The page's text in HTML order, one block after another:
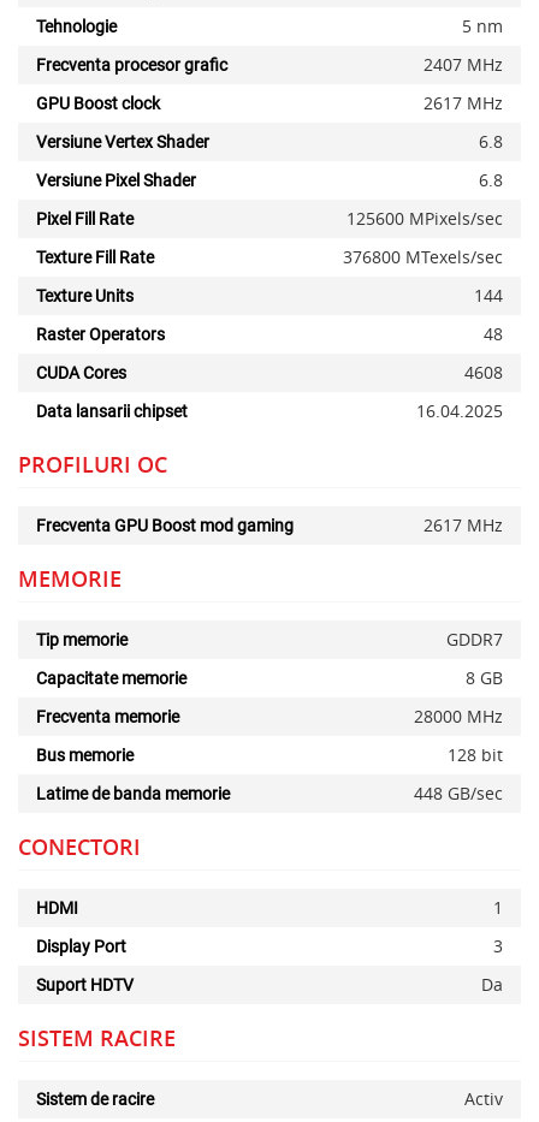
Tehnologie 5 nm
Frecventa procesor grafic 2407 MHz
GPU Boost clock 2617 MHz
Versiune Vertex Shader 6.8
Versiune Pixel Shader 6.8
Pixel Fill Rate 125600 MPixels/sec
Texture Fill Rate 376800 MTexels/sec
Texture Units 144
Raster Operators 48
CUDA Cores 4608
Data lansarii chipset 16.04.2025
PROFILURI OC
Frecventa GPU Boost mod gaming 2617 MHz
MEMORIE
Tip memorie GDDR7
Capacitate memorie 8 GB
Frecventa memorie 28000 MHz
Bus memorie 128 bit
Latime de banda memorie 448 GB/sec
CONECTORI
HDMI 1
Display Port 3
Suport HDTV Da
SISTEM RACIRE
Sistem de racire Activ